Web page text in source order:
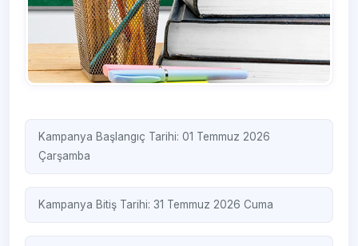
Kampanya Başlangıç Tarihi: 01 Temmuz 2026
Çarşamba
Kampanya Bitiş Tarihi: 31 Temmuz 2026 Cuma